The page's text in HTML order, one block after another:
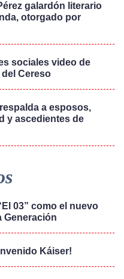
galardón literario
otorgado por
sociales video de
Cereso
a esposos,
y ascedientes de
03” como el nuevo
Generación
Káiser!